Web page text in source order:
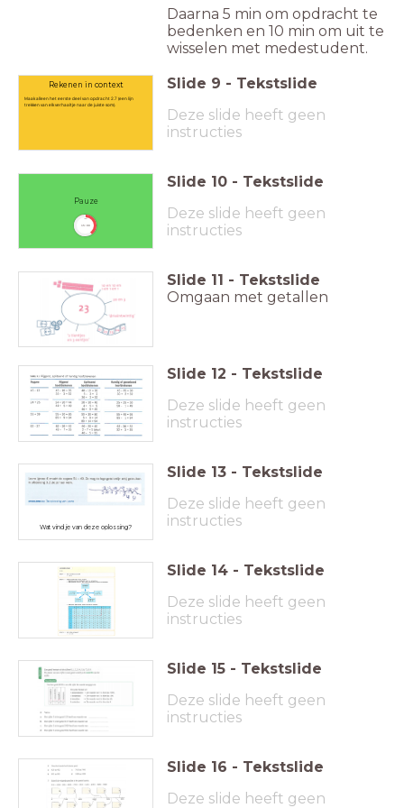
Daarna 5 min om opdracht te
bedenken en 10 min om uit te
wisselen met medestudent.
Rekenen in context
Maak alleen het eerste deel van opdracht 2.7 (een lijn
trekken van elk verhaaltje naar de juiste som).
Slide 9 - Tekstslide
Deze slide heeft geen
instructies
Pauze
15:00
Slide 10 - Tekstslide
Deze slide heeft geen
instructies
Slide 11 - Tekstslide
Omgaan met getallen
Slide 12 - Tekstslide
Deze slide heeft geen
instructies
Wat vind je van deze oplossing?
Slide 13 - Tekstslide
Deze slide heeft geen
instructies
Slide 14 - Tekstslide
Deze slide heeft geen
instructies
Slide 15 - Tekstslide
Deze slide heeft geen
instructies
Slide 16 - Tekstslide
Deze slide heeft geen